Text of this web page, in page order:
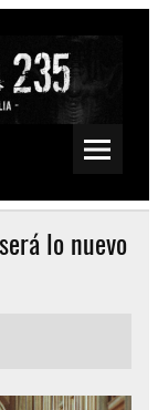
Space, Drone
lo nuevo